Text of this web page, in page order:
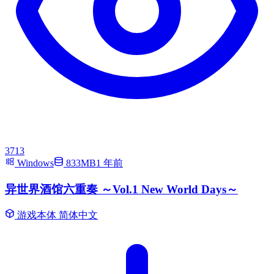
3713
Windows
833MB1 年前
异世界酒馆六重奏 ～Vol.1 New World Days～
游戏本体 简体中文